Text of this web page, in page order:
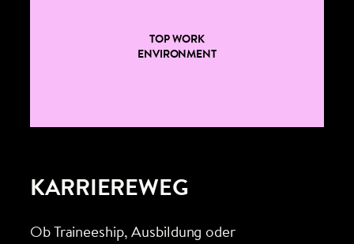
TOP WORK
ENVIRONMENT
KARRIEREWEG
Ob Traineeship, Ausbildung oder